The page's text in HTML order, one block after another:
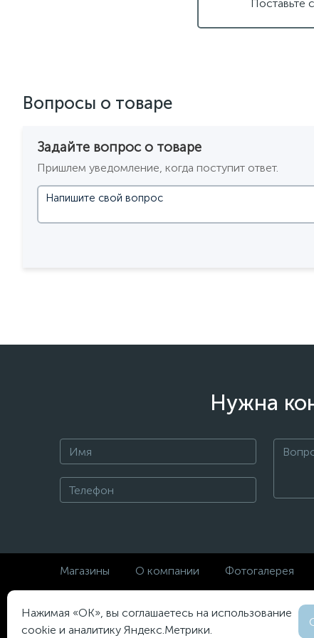
Поставьте
Вопросы о товаре
Задайте вопрос о товаре
Пришлем уведомление, когда поступит ответ.
Нужна
Магазины О компании Фотогалерея
Все Люстры вер. 5.24.2026
Магазин дизайнерского освещения
Нажимая «OK», вы соглашаетесь на использование
cookie и аналитику Яндекс.Метрики.